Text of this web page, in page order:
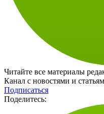
Читайте все материалы
Канал с новостями и
Подписаться
Поделитесь: